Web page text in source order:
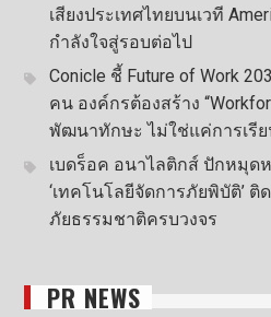
เสียงประเทศไทยบนเวที
กำลังใจสู่รอบต่อไป
Conicle ชี้ Future of Work
คน องค์กรต้องสร้าง
พัฒนาทักษะ ไม่ใช่แค่การเรีย
เบดร็อค อนาไลติกส์ ปักหมุด
‘เทคโนโลยีจัดการภัยพิบัติ’
ภัยธรรมชาติครบวงจร
PR NEWS